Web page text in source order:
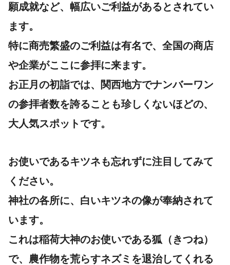
願成就など、幅広いご利益があるとされてい
ます。
特に商売繁盛のご利益は有名で、全国の商店
や企業がここに参拝に来ます。
お正月の初詣では、関西地方でナンバーワン
の参拝者数を誇ることも珍しくないほどの、
大人気スポットです。
お使いであるキツネも忘れずに注目してみて
ください。
神社の各所に、白いキツネの像が奉納されて
います。
これは稲荷大神のお使いである狐（きつね）
で、農作物を荒らすネズミを退治してくれる